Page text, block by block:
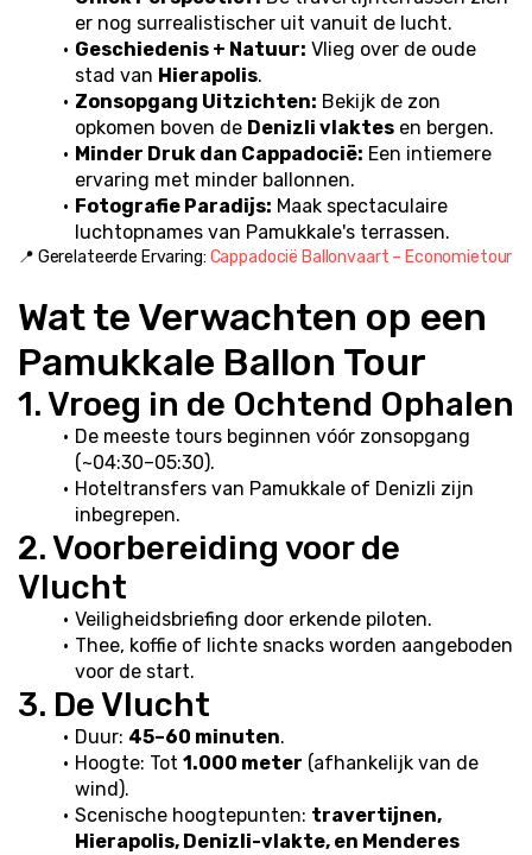
er nog surrealistischer uit vanuit de lucht.
Geschiedenis + Natuur: Vlieg over de oude
stad van Hierapolis.
Zonsopgang Uitzichten: Bekijk de zon
opkomen boven de Denizli vlaktes en bergen.
Minder Druk dan Cappadocië: Een intiemere
ervaring met minder ballonnen.
Fotografie Paradijs: Maak spectaculaire
luchtopnames van Pamukkale's terrassen.
📍 Gerelateerde Ervaring: Cappadocië Ballonvaart – Economietour
Wat te Verwachten op een
Pamukkale Ballon Tour
1. Vroeg in de Ochtend Ophalen
De meeste tours beginnen vóór zonsopgang
(~04:30–05:30).
Hoteltransfers van Pamukkale of Denizli zijn
inbegrepen.
2. Voorbereiding voor de
Vlucht
Veiligheidsbriefing door erkende piloten.
Thee, koffie of lichte snacks worden aangeboden
voor de start.
3. De Vlucht
Duur: 45–60 minuten.
Hoogte: Tot 1.000 meter (afhankelijk van de
wind).
Scenische hoogtepunten: travertijnen,
Hierapolis, Denizli-vlakte, en Menderes